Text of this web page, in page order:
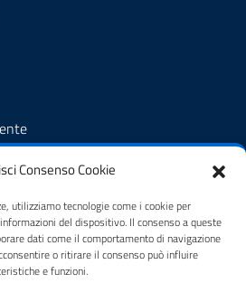
Consenso Cookie
utilizziamo tecnologie come i cookie per
del dispositivo. Il consenso a queste
dati come il comportamento di navigazione
o ritirare il consenso può influire
e funzioni.